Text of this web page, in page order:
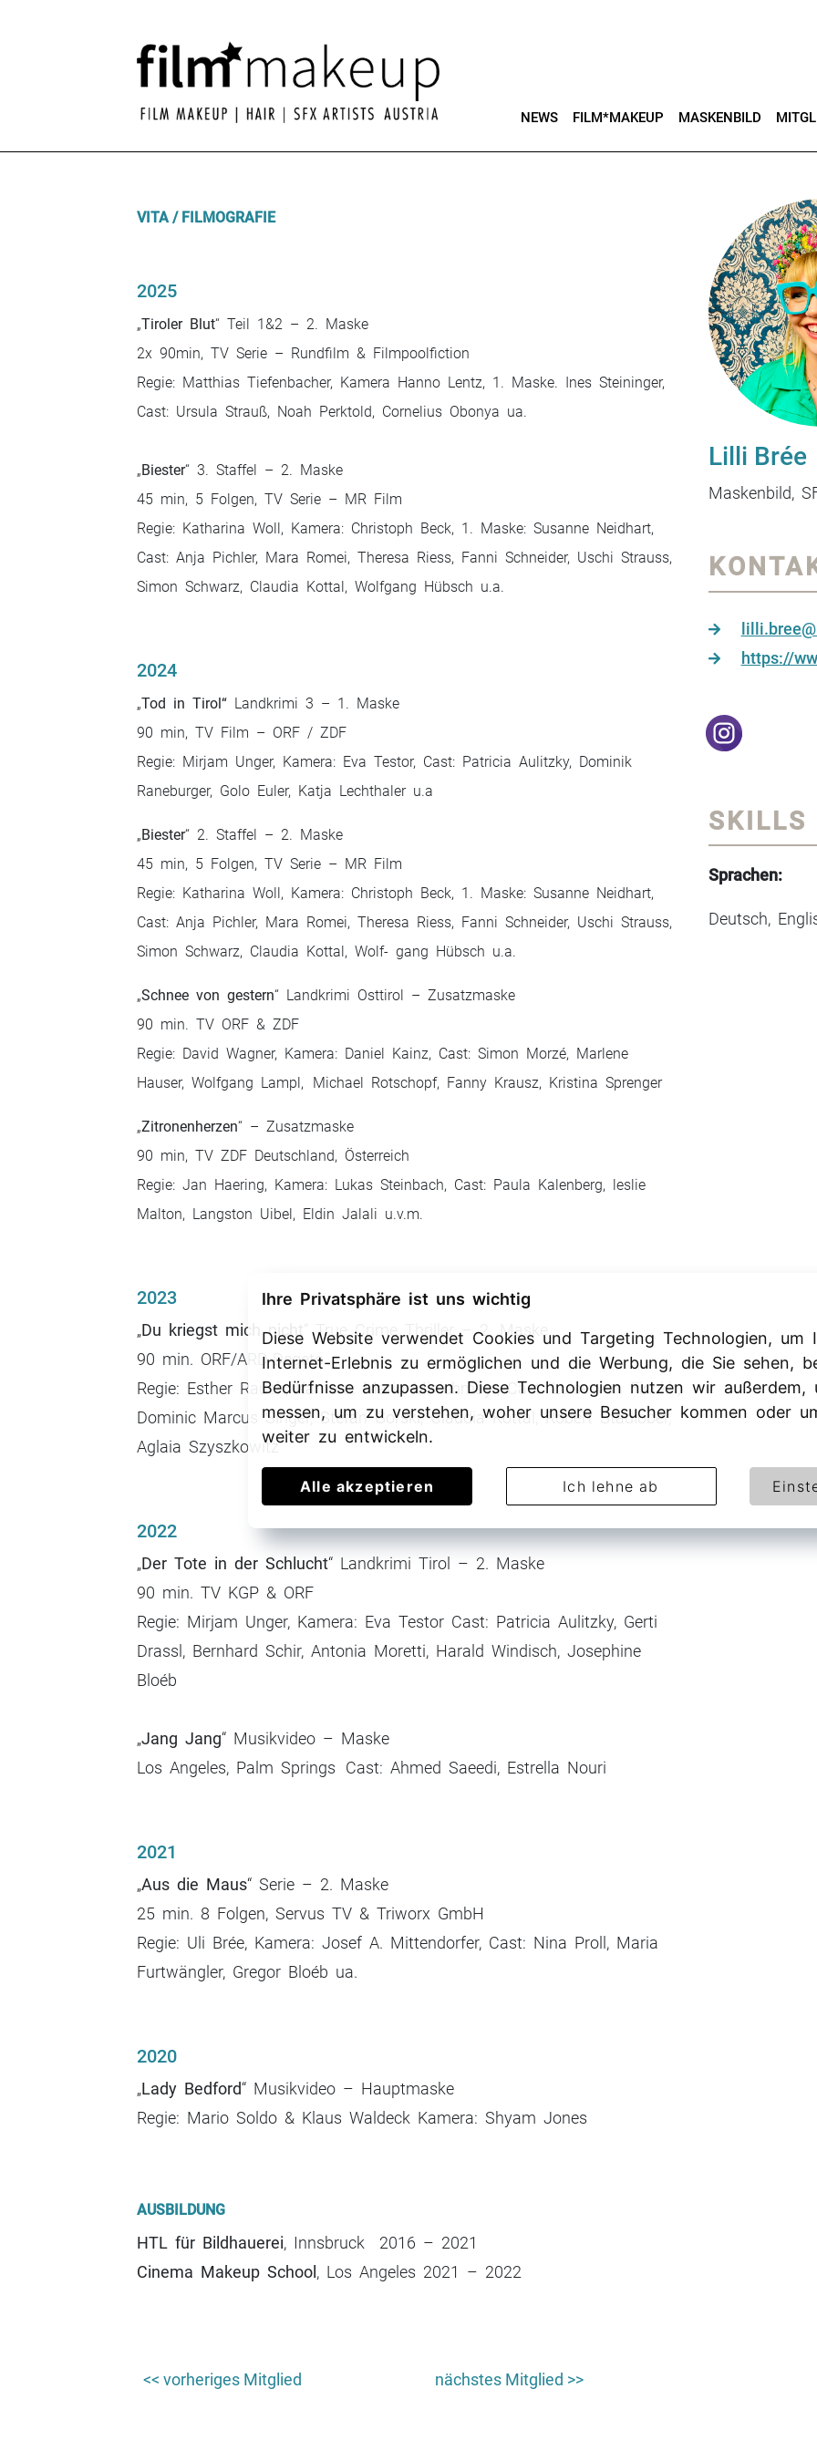
Ihre Privatsphäre ist uns wichtig
Diese Website verwendet Cookies und Targeting Technologien, um
Internet-Erlebnis zu ermöglichen und die Werbung, die Sie sehen,
Bedürfnisse anzupassen. Diese Technologien nutzen wir außerdem,
messen, um zu verstehen, woher unsere Besucher kommen oder
weiter zu entwickeln.
Alle akzeptieren Ich lehne ab
NEWS FILM*MAKEUP MASKENBILD
VITA / FILMOGRAFIE
2025
„Tiroler Blut“ Teil 1&2 – 2. Maske
2x 90min, TV Serie – Rundfilm & Filmpoolfiction
Regie: Matthias Tiefenbacher, Kamera Hanno Lentz, 1. Maske. Ines Steininger,
Cast: Ursula Strauß, Noah Perktold, Cornelius Obonya ua.
„Biester“ 3. Staffel – 2. Maske
45 min, 5 Folgen, TV Serie – MR Film
Regie: Katharina Woll, Kamera: Christoph Beck, 1. Maske: Susanne Neidhart,
Cast: Anja Pichler, Mara Romei, Theresa Riess, Fanni Schneider, Uschi Strauss,
Simon Schwarz, Claudia Kottal, Wolfgang Hübsch u.a.
2024
„Tod in Tirol“ Landkrimi 3 – 1. Maske
90 min, TV Film – ORF / ZDF
Regie: Mirjam Unger, Kamera: Eva Testor, Cast: Patricia Aulitzky, Dominik
Raneburger, Golo Euler, Katja Lechthaler u.a
„Biester“ 2. Staffel – 2. Maske
45 min, 5 Folgen, TV Serie – MR Film
Regie: Katharina Woll, Kamera: Christoph Beck, 1. Maske: Susanne Neidhart,
Cast: Anja Pichler, Mara Romei, Theresa Riess, Fanni Schneider, Uschi Strauss,
Simon Schwarz, Claudia Kottal, Wolf- gang Hübsch u.a.
„Schnee von gestern“ Landkrimi Osttirol – Zusatzmaske
90 min. TV ORF & ZDF
Regie: David Wagner, Kamera: Daniel Kainz, Cast: Simon Morzé, Marlene
Hauser, Wolfgang Lampl, Michael Rotschopf, Fanny Krausz, Kristina Sprenger
„Zitronenherzen“ – Zusatzmaske
90 min, TV ZDF Deutschland, Österreich
Regie: Jan Haering, Kamera: Lukas Steinbach, Cast: Paula Kalenberg, leslie
Malton, Langston Uibel, Eldin Jalali u.v.m.
2023
„Du kriegst mich nicht
“ True Crime Thriller – 2. Maske
90 min. ORF/ARD-Degeto
Regie: Esther Rauch, Kamera: Mario Minichmayr, Cast: Luise von Finckh,
Dominic Marcus Singer, Stefan Gorski, Claudia Kottal, Robert Stadlober,
Aglaia Szyszkowitz
2022
„Der Tote in der Schlucht“ Landkrimi Tirol – 2. Maske
90 min. TV KGP & ORF
Regie: Mirjam Unger, Kamera: Eva Testor Cast: Patricia Aulitzky, Gerti
Drassl, Bernhard Schir, Antonia Moretti, Harald Windisch, Josephine
Bloéb
„Jang Jang“ Musikvideo – Maske
Los Angeles, Palm Springs Cast: Ahmed Saeedi, Estrella Nouri
2021
„Aus die Maus“ Serie – 2. Maske
25 min. 8 Folgen, Servus TV & Triworx GmbH
Regie: Uli Brée, Kamera: Josef A. Mittendorfer, Cast: Nina Proll, Maria
Furtwängler, Gregor Bloéb ua.
2020
„Lady Bedford“ Musikvideo – Hauptmaske
Regie: Mario Soldo & Klaus Waldeck Kamera: Shyam Jones
AUSBILDUNG
HTL für Bildhauerei, Innsbruck 2016 – 2021
Cinema Makeup School , Los Angeles 2021 – 2022
Lilli Brée
Maskenbild,
https://
SKILLS
Sprachen:
Deutsch,
Beitrags-
<< vorheriges Mitglied nächstes Mitglied >>